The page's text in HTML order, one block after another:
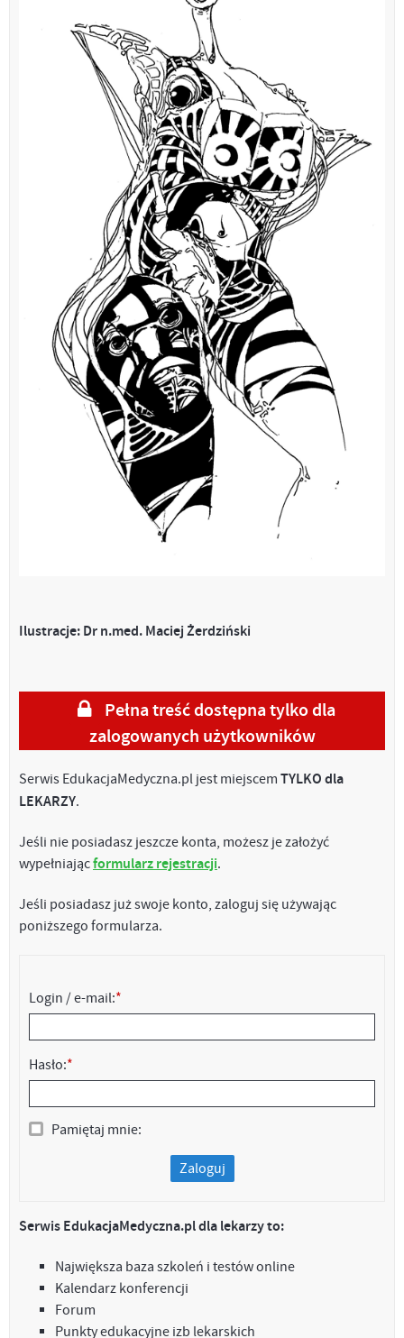
Ilustracje: Dr n.med. Maciej Żerdziński
Pełna treść dostępna tylko dla
zalogowanych użytkowników
Serwis EdukacjaMedyczna.pl jest miejscem TYLKO dla
LEKARZY.
Jeśli nie posiadasz jeszcze konta, możesz je założyć
wypełniającformularz rejestracji.
Jeśli posiadasz już swoje konto, zaloguj się używając
poniższego formularza.
Login / e-mail:*
Hasło:*
Pamiętaj mnie:
Zaloguj
Serwis EdukacjaMedyczna.pl dla lekarzy to:
Największa baza szkoleń i testów online
Kalendarz konferencji
Forum
Punkty edukacyjne izb lekarskich